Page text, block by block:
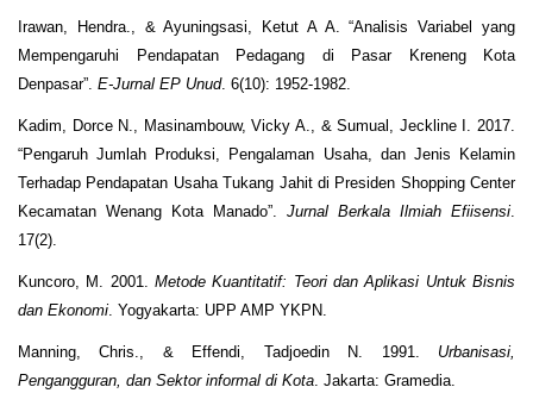
Irawan, Hendra., & Ayuningsasi, Ketut A A. “Analisis Variabel yang
Mempengaruhi Pendapatan Pedagang di Pasar Kreneng Kota
Denpasar”. E-Jurnal EP Unud. 6(10): 1952-1982.
Kadim, Dorce N., Masinambouw, Vicky A., & Sumual, Jeckline I. 2017.
“Pengaruh Jumlah Produksi, Pengalaman Usaha, dan Jenis Kelamin
Terhadap Pendapatan Usaha Tukang Jahit di Presiden Shopping Center
Kecamatan Wenang Kota Manado”. Jurnal Berkala Ilmiah Efiisensi
17(2).
Kuncoro, M. 2001. Metode Kuantitatif: Teori dan Aplikasi Untuk Bisnis
dan Ekonomi . Yogyakarta: UPP AMP YKPN.
Manning, Chris., & Effendi, Tadjoedin N. 1991. Urbanisasi,
Pengangguran, dan Sektor informal di Kota . Jakarta: Gramedia.